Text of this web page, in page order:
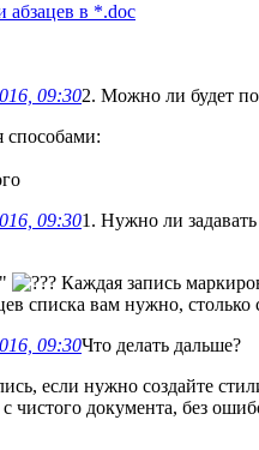
абзацев в *.doc
09:302. Можно ли будет
способами:
09:301. Нужно ли
Каждая запись
списка вам нужно,
09:30Что делать дальше?
если нужно создайте
чистого документа, без